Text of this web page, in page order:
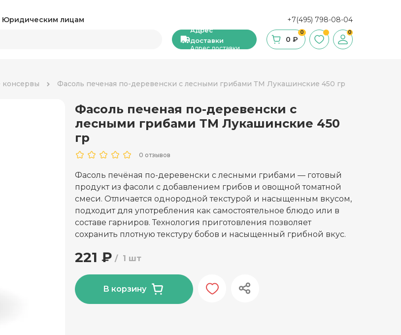
Юридическим лицам +7(495) 798-08-04
Адрес
доставки
Адрес доставки
0
0 ₽
0
Фасоль печеная по-деревенски с лесными грибами ТМ Лукашинские 450 гр
Фасоль печеная по-деревенски с
лесными грибами ТМ Лукашинские 450
гр
0 отзывов
Фасоль печёная по-деревенски с лесными грибами — готовый
продукт из фасоли с добавлением грибов и овощной томатной
смеси. Отличается однородной текстурой и насыщенным вкусом,
подходит для употребления как самостоятельное блюдо или в
составе гарниров. Технология приготовления позволяет
сохранить плотную текстуру бобов и насыщенный грибной вкус.
1 шт
221 ₽
В корзину
и горячий шоколад Каши, сухие завтраки, мюсли
паста и макароны Мука и ингредиенты для выпечки
Растительное масло
Соус и уксус